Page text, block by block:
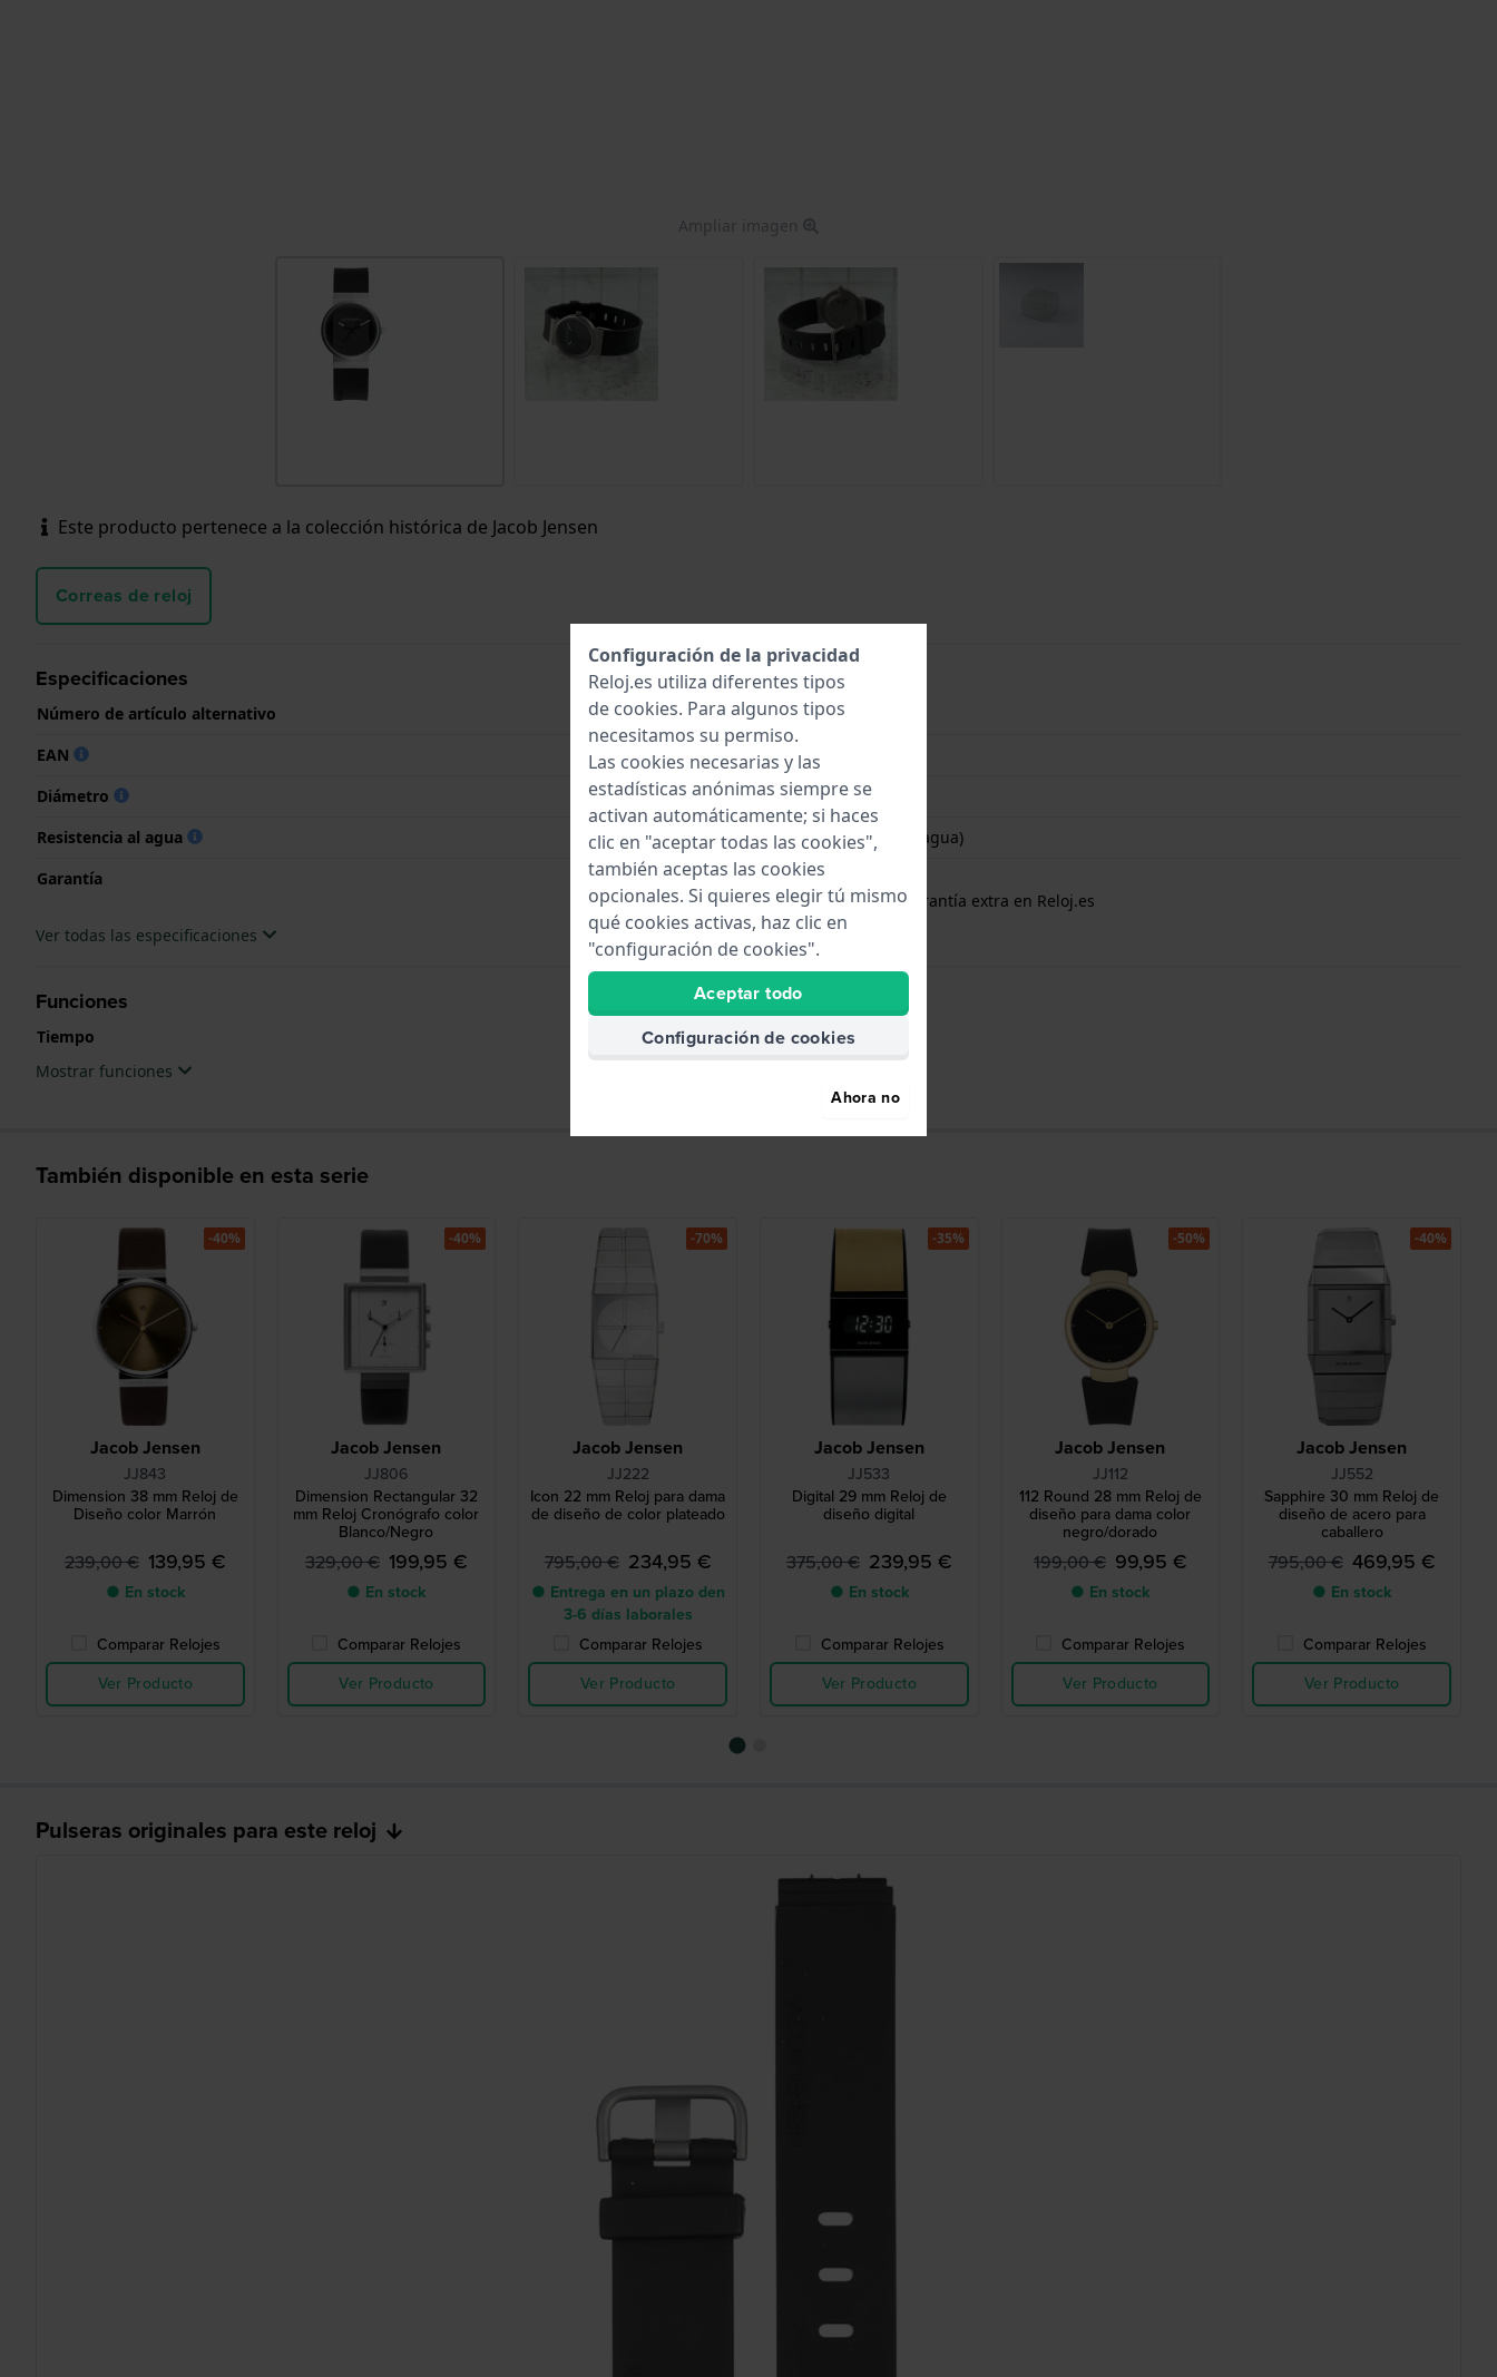
Ampliar imagen
Este producto pertenece a la colección histórica de Jacob Jensen
Correas de reloj
Especificaciones
Número de artículo alternativo
655
EAN
8718569106553
Diámetro
28.5 mm
Resistencia al agua
3 Bar (salpicaduras de agua)
Garantía
2 años de garantía
gratuito1 año de garantía extra en Reloj.es
Ver todas las especificaciones
Funciones
Tiempo
Horas - Aguja análoga
Mostrar funciones
También disponible en esta serie
Jacob Jensen
JJ843
Dimension 38 mm Reloj de
Diseño color Marrón
239,00 € 139,95 €
● En stock
Comparar Relojes
Ver Producto
-40%
Jacob Jensen
JJ806
Dimension Rectangular 32
mm Reloj Cronógrafo color
Blanco/Negro
329,00 € 199,95 €
● En stock
Comparar Relojes
Ver Producto
-40%
Jacob Jensen
JJ222
Icon 22 mm Reloj para dama
de diseño de color plateado
795,00 € 234,95 €
● Entrega en un plazo den
3-6 días laborales
Comparar Relojes
Ver Producto
-70%
Jacob Jensen
JJ533
Digital 29 mm Reloj de
diseño digital
375,00 € 239,95 €
● En stock
Comparar Relojes
Ver Producto
-35%
Jacob Jensen
JJ112
112 Round 28 mm Reloj de
diseño para dama color
negro/dorado
199,00 € 99,95 €
● En stock
Comparar Relojes
Ver Producto
-50%
Jacob Jensen
JJ552
Sapphire 30 mm Reloj de
diseño de acero para
caballero
795,00 € 469,95 €
● En stock
Comparar Relojes
Ver Producto
-40%
Pulseras originales para este reloj
Configuración de la privacidad
Reloj.es utiliza diferentes tipos
de cookies. Para algunos tipos
necesitamos su permiso.
Las cookies necesarias y las
estadísticas anónimas siempre se
activan automáticamente; si haces
clic en "aceptar todas las cookies",
también aceptas las cookies
opcionales. Si quieres elegir tú mismo
qué cookies activas, haz clic en
"configuración de cookies".
Aceptar todo
Configuración de cookies
Ahora no